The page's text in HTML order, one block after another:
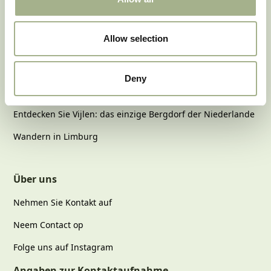
Allow selection
Deny
Die 8 besten Veranstaltungen in Süd-Limburg im Januar
Entdecken Sie die Natur Limburgs
Entdecken Sie Vijlen: das einzige Bergdorf der Niederlande
Wandern in Limburg
Über uns
Nehmen Sie Kontakt auf
Neem Contact op
Folge uns auf Instagram